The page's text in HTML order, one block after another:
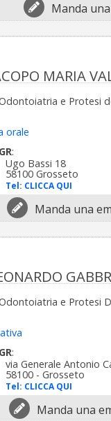
Manda
MARIA
e Protesi
orale
GR:
Ugo Bassi 18
58100 Grosseto
Tel: CLICCA QUI
Manda una
e Protesi
GR:
via Generale Antonio
58100 - Grosseto
Tel: CLICCA QUI
Manda una